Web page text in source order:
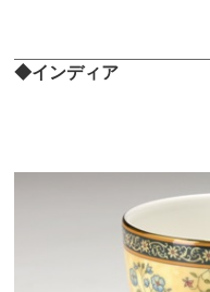
◆インディア